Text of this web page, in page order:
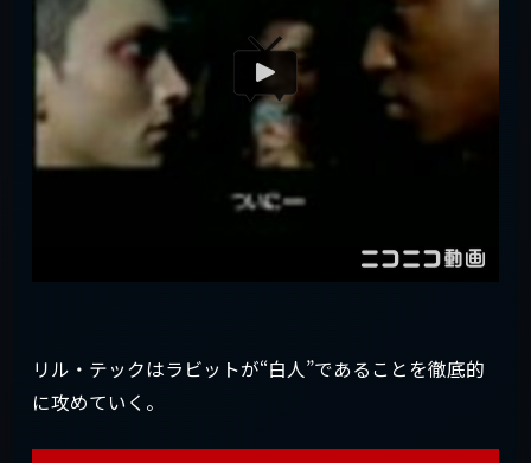
リル・テックはラビットが“白人”であることを徹底的
に攻めていく。